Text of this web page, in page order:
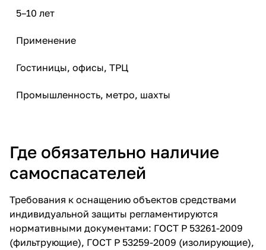
5–10 лет
Применение
Гостиницы, офисы, ТРЦ
Промышленность, метро, шахты
Где обязательно наличие
самоспасателей
Требования к оснащению объектов средствами
индивидуальной защиты регламентируются
нормативными документами: ГОСТ Р 53261-2009
(фильтрующие), ГОСТ Р 53259-2009 (изолирующие),